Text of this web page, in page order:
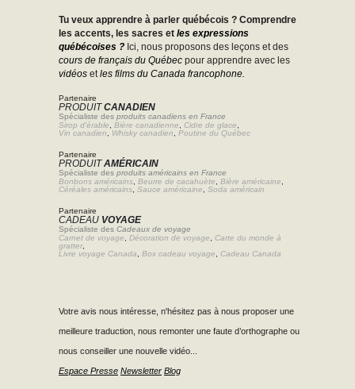
Tu veux apprendre à parler québécois ? Comprendre
les accents, les sacres et les expressions
québécoises ? Ici, nous proposons des leçons et des
cours de français du Québec pour apprendre avec les
vidéos etles films du Canada francophone.
Partenaire
PRODUITCANADIEN
Spécialiste des produits canadiens en France
Sirop d'érable, Bière canadienne, Cidre de glace,
Vin canadien, Whisky canadien, Poutine du Québec
Partenaire
PRODUITAMÉRICAIN
Spécialiste des produits américains en France
Bonbons américains, Beurre de cacahuète, Bière américaine,
Céréales américains, Sauce américaine, Soda américain
Partenaire
CADEAU VOYAGE
Spécialiste des Cadeaux de voyage
Carnet de voyage, Décoration de voyage, Carte du monde à
gratter,
Livre voyage Canada, Box cadeau voyage, Cadeau Canada
Votre avis nous intéresse, n'hésitez pas à nous proposer une
meilleure traduction, nous remonter une faute d’orthographe ou
nous conseiller une nouvelle vidéo...
Espace Presse Newsletter Blog